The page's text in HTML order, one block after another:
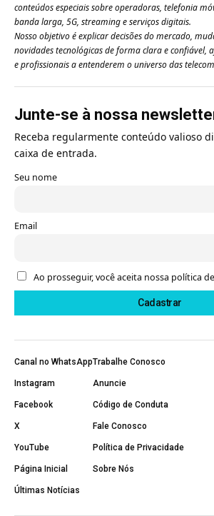
conteúdos especiais sobre operadoras, telefonia
banda larga, 5G, streaming e serviços digitais.
Nosso objetivo é explicar decisões do mercado,
novidades tecnológicas de forma clara e confiável,
e profissionais a entenderem o universo das
Junte-se à nossa
Receba regularmente conteúdo valioso
caixa de entrada.
Seu nome
Email
Ao prosseguir, você aceita nossa política
Canal no WhatsApp
Instagram
Facebook
X
YouTube
Página Inicial
Últimas Notícias
Trabalhe Conosco
Anuncie
Código de Conduta
Fale Conosco
Política de Privacidade
Sobre Nós